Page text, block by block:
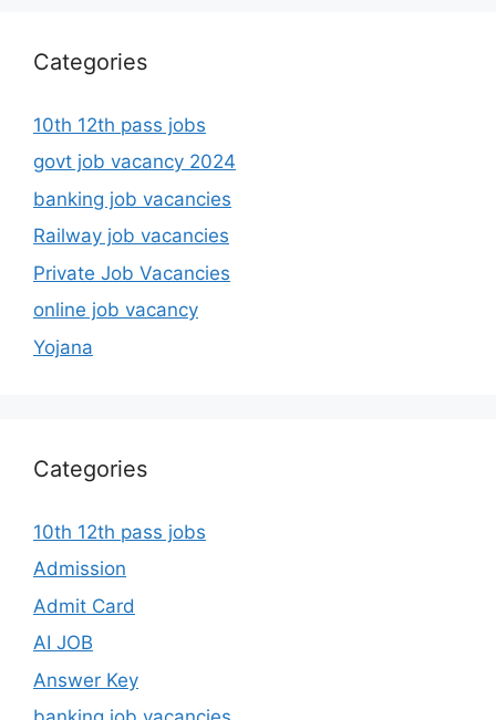
Categories
10th 12th pass jobs
govt job vacancy 2024
banking job vacancies
Railway job vacancies
Private Job Vacancies
online job vacancy
Yojana
Categories
10th 12th pass jobs
Admission
Admit Card
AI JOB
Answer Key